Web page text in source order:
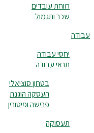
רווחת עובדים
שכר ותגמול
עבודה
יחסי עבודה
תנאי עבודה
בטחון סוציאלי
העסקה הוגנת
פרישה ופיטורין
תעסוקה